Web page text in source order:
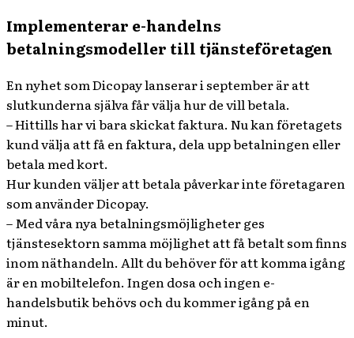
Implementerar e-handelns
betalningsmodeller till tjänsteföretagen
En nyhet som Dicopay lanserar i september är att
slutkunderna själva får välja hur de vill betala.
– Hittills har vi bara skickat faktura. Nu kan företagets
kund välja att få en faktura, dela upp betalningen eller
betala med kort.
Hur kunden väljer att betala påverkar inte företagaren
som använder Dicopay.
– Med våra nya betalningsmöjligheter ges
tjänstesektorn samma möjlighet att få betalt som finns
inom näthandeln. Allt du behöver för att komma igång
är en mobiltelefon. Ingen dosa och ingen e-
handelsbutik behövs och du kommer igång på en
minut.